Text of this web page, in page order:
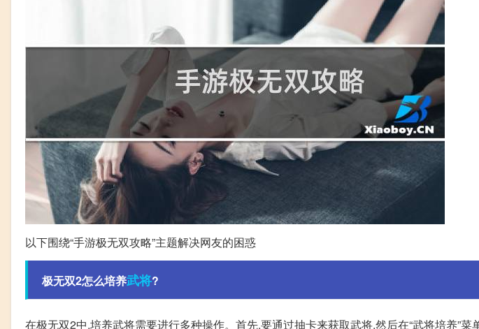
以下围绕“手游极无双攻略”主题解决网友的困惑
极无双2怎么培养武将?
在极无双2中,培养武将需要进行多种操作。首先,要通过抽卡来获取武将,然后在“武将培养”